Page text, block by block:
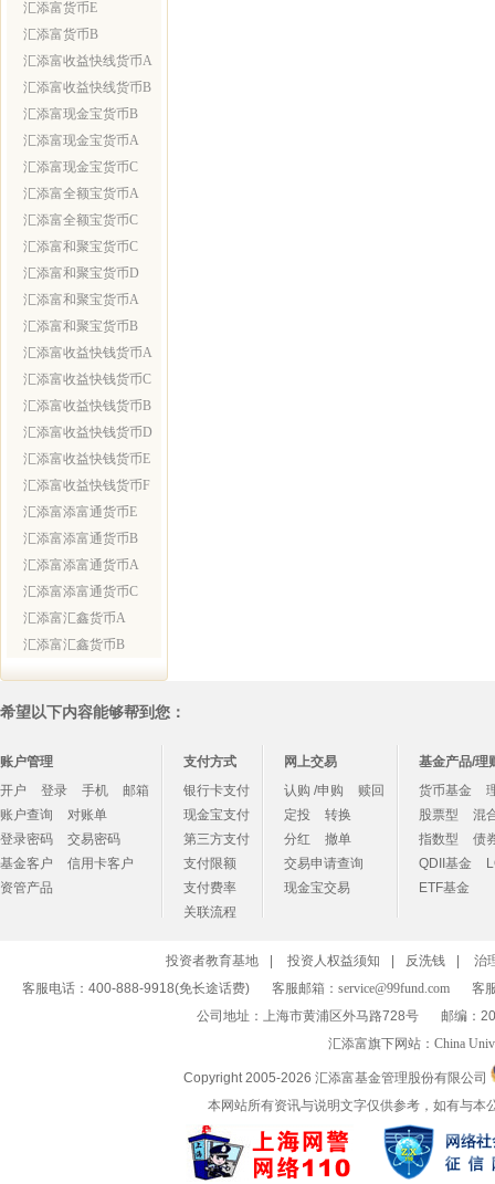
汇添富货币E
汇添富货币B
汇添富收益快线货币A
汇添富收益快线货币B
汇添富现金宝货币B
汇添富现金宝货币A
汇添富现金宝货币C
汇添富全额宝货币A
汇添富全额宝货币C
汇添富和聚宝货币C
汇添富和聚宝货币D
汇添富和聚宝货币A
汇添富和聚宝货币B
汇添富收益快钱货币A
汇添富收益快钱货币C
汇添富收益快钱货币B
汇添富收益快钱货币D
汇添富收益快钱货币E
汇添富收益快钱货币F
汇添富添富通货币E
汇添富添富通货币B
汇添富添富通货币A
汇添富添富通货币C
汇添富汇鑫货币A
汇添富汇鑫货币B
希望以下内容能够帮到您：
账户管理
开户
登录 手机
邮箱
账户查询
对账单
登录密码
交易密码
基金客户
信用卡客户
资管产品
支付方式
银行卡支付
现金宝支付
第三方支付
支付限额
支付费率
关联流程
网上交易
认购 /申购
赎回
定投
转换
分红
撤单
交易申请查询
现金宝交易
基金产品/理
货币基金
股票型
混
指数型
债
QDII基金
ETF基金
投资者教育基地 投资人权益须知 反洗钱
治
客服电话：400-888-9918(免长途话费)
客服邮箱： service@99fund.com
客
公司地址：上海市黄浦区外马路728号
邮编：
汇添富旗下网站： China
Copyright 2005-2026 汇添富基金管理股份有限公司
本网站所有资讯与说明文字仅供参考，如有与本